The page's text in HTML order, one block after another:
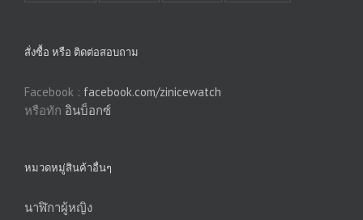
สั่งซื้อ หรือ ติดต่อสอบถาม
Facebook : facebook.com/zinicewatch
หรือทัก อินบ็อกซ์
หมวดหมู่สินค้าอื่นๆ
นาฬิกาผู้หญิง